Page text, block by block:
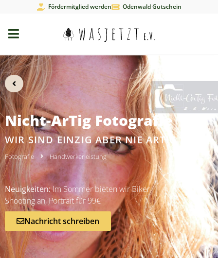
Fördermitglied werden Odenwald Gutschein
Nicht-ArTig Fotografie
WIR SIND EINZIG ABER NIE ARTIG
Fotografie Handwerkerleistung
Neuigkeiten:Im Sommer bieten wir Biker
Shooting an, Portrait für 99€
Nachricht schreiben